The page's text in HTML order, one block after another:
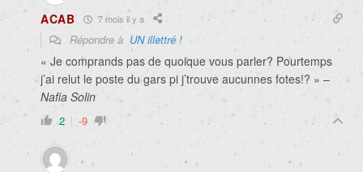
ACAB 7 mois il y a
Répondre à UN illettré !
« Je comprands pas de quoique vous parler? Pourtemps
j’ai relut le poste du gars pi j’trouve aucunnes fotes!? » –
Nafia Solin
2 -9